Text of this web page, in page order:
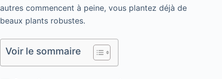
autres commencent à peine, vous plantez déjà de
beaux plants robustes.
Voir le sommaire